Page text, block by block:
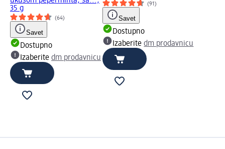
35 g
(64)
Savet
Dostupno
Izaberite dm prodavnicu
(91)
Savet
Dostupno
Izaberitedm prodavnicu